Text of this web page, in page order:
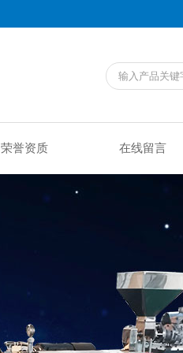
荣誉资质 在线留言